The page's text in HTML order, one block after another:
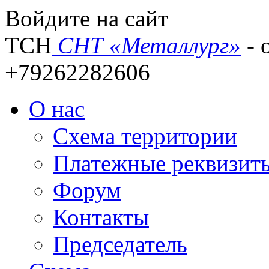
Войдите на сайт
ТСН СНТ «Металлург» -
+79262282606
О нас
Схема территории
Платежные
Форум
Контакты
Председатель